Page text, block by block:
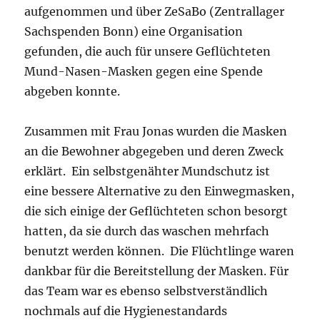
aufgenommen und über ZeSaBo (Zentrallager
Sachspenden Bonn) eine Organisation
gefunden, die auch für unsere Geflüchteten
Mund-Nasen-Masken gegen eine Spende
abgeben konnte.
Zusammen mit Frau Jonas wurden die Masken
an die Bewohner abgegeben und deren Zweck
erklärt. Ein selbstgenähter Mundschutz ist
eine bessere Alternative zu den Einwegmasken,
die sich einige der Geflüchteten schon besorgt
hatten, da sie durch das waschen mehrfach
benutzt werden können. Die Flüchtlinge waren
dankbar für die Bereitstellung der Masken. Für
das Team war es ebenso selbstverständlich
nochmals auf die Hygienestandards